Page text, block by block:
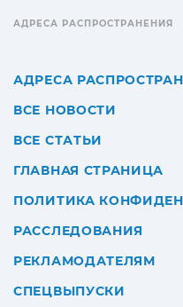
АДРЕСА РАСПРОСТРАНЕНИЯ
АДРЕСА
ВСЕ НОВОСТИ
ВСЕ СТАТЬИ
ГЛАВНАЯ СТРАНИЦА
ПОЛИТИКА
РАССЛЕДОВАНИЯ
РЕКЛАМОДАТЕЛЯМ
СПЕЦВЫПУСКИ